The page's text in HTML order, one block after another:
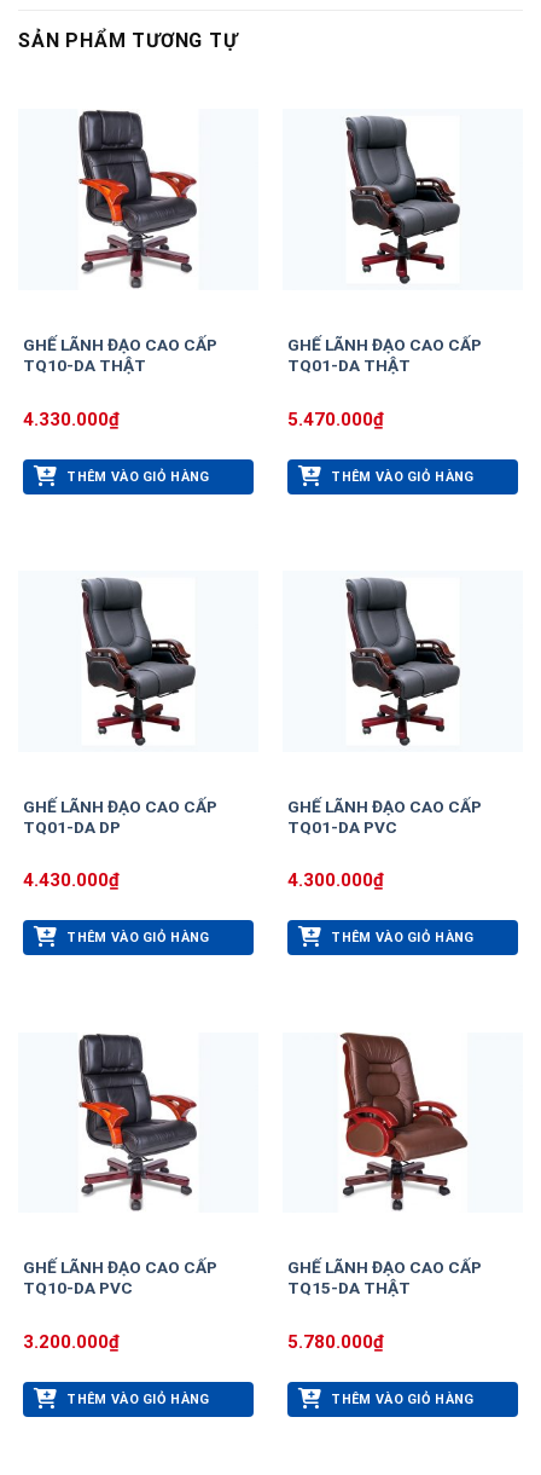
SẢN PHẨM TƯƠNG TỰ
GHẾ LÃNH ĐẠO CAO CẤP
TQ10-DA THẬT
4.330.000₫
THÊM VÀO GIỎ HÀNG
GHẾ LÃNH ĐẠO CAO CẤP
TQ01-DA THẬT
5.470.000₫
THÊM VÀO GIỎ HÀNG
GHẾ LÃNH ĐẠO CAO CẤP
TQ01-DA DP
4.430.000₫
THÊM VÀO GIỎ HÀNG
GHẾ LÃNH ĐẠO CAO CẤP
TQ01-DA PVC
4.300.000₫
THÊM VÀO GIỎ HÀNG
GHẾ LÃNH ĐẠO CAO CẤP
TQ10-DA PVC
3.200.000₫
THÊM VÀO GIỎ HÀNG
GHẾ LÃNH ĐẠO CAO CẤP
TQ15-DA THẬT
5.780.000₫
THÊM VÀO GIỎ HÀNG